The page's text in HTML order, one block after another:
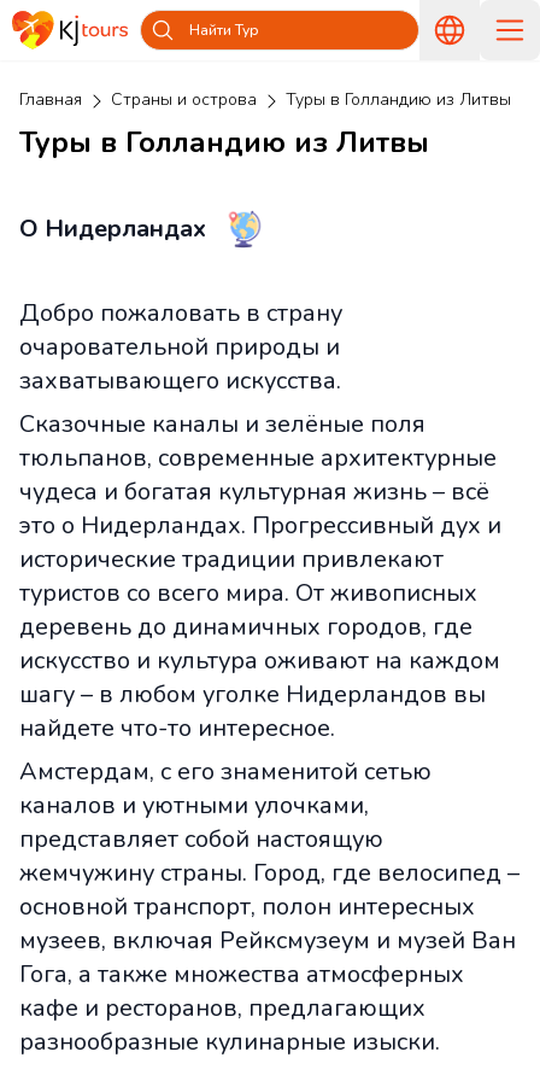
Найти Тур
Главная Страны и острова Туры в Голландию из Литвы
Туры в Голландию из Литвы
О Нидерландах
Добро пожаловать в страну
очаровательной природы и
захватывающего искусства.
Сказочные каналы и зелёные поля
тюльпанов, современные архитектурные
чудеса и богатая культурная жизнь – всё
это о Нидерландах. Прогрессивный дух и
исторические традиции привлекают
туристов со всего мира. От живописных
деревень до динамичных городов, где
искусство и культура оживают на каждом
шагу – в любом уголке Нидерландов вы
найдете что-то интересное.
Амстердам, с его знаменитой сетью
каналов и уютными улочками,
представляет собой настоящую
жемчужину страны. Город, где велосипед –
основной транспорт, полон интересных
музеев, включая Рейксмузеум и музей Ван
Гога, а также множества атмосферных
кафе и ресторанов, предлагающих
разнообразные кулинарные изыски.